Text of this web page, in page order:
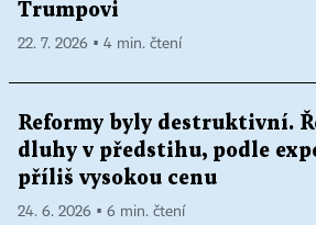
Trumpovi
22. 7. 2026 ▪ 4 min. čtení
Reformy byly destruktivní.
dluhy v předstihu, podle
příliš vysokou cenu
24. 6. 2026 ▪ 6 min. čtení